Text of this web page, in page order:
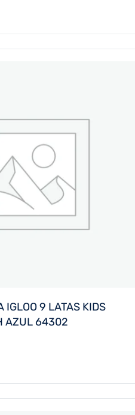
IGLOO 9 LATAS KIDS
AZUL 64302